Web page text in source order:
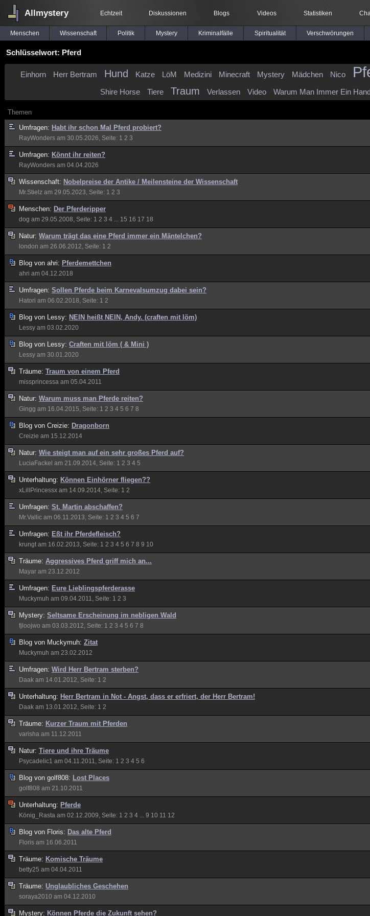
Allmystery Echtzeit Diskussionen Blogs Videos Statistiken
Menschen Wissenschaft Politik Mystery Kriminalfälle Spiritualität Verschwörungen
Schlüsselwort: Pferd
Einhorn Herr Bertram Hund Katze LöM Medizini Minecraft Mystery Mädchen Nico
Shire Horse Tiere Traum Verlassen Video Warum Man Immer Ein
Themen
Umfragen: Habt ihr schon Mal Pferd probiert?
RayWonders am 30.05.2026, Seite: 1 2 3
Umfragen: Könnt ihr reiten?
RayWonders am 04.04.2026
Wissenschaft: Nobelpreise der Antike / Meilensteine der Wissenschaft
Mr.Stielz am 29.05.2023, Seite: 1 2 3
Menschen: Der Pferderipper
dog am 29.05.2008, Seite: 1 2 3 4 15 16 17 18
Natur: Warum trägt das eine Pferd immer ein Mäntelchen?
london am 26.06.2012, Seite: 1 2
Blog von ahri: Pferdemettchen
ahri am 04.12.2018
Umfragen: Sollen Pferde beim Karnevalsumzug dabei sein?
Hatori am 06.02.2018, Seite: 1 2
Blog von Lessy: NEIN heißt NEIN, Andy. (craften mit löm)
Lessy am 03.02.2020
Blog von Lessy: Craften mit löm ( & Mini )
Lessy am 30.01.2020
Träume: Traum von einem Pferd
missprincessa am 05.04.2011
Natur: Warum muss man Pferde reiten?
Gingg am 16.04.2015, Seite: 1 2 3 4 5 6 7 8
Blog von Creizie: Dragonborn
Creizie am 15.12.2014
Natur: Wie steigt man auf ein sehr großes Pferd auf?
LuciaFackel am 21.09.2014, Seite: 1 2 3 4 5
Unterhaltung: Können Einhörner fliegen??
xLillPrincessx am 14.09.2014, Seite: 1 2
Umfragen: St. Martin abschaffen?
Mr.Vallic am 06.11.2013, Seite: 1 2 3 4 5 6 7
Umfragen: Eßt ihr Pferdefleisch?
krungt am 16.02.2013, Seite: 1 2 3 4 5 6 7 8 9 10
Träume: Aggressives Pferd griff mich an...
Mayar am 23.12.2012
Umfragen: Eure Lieblingspferderasse
Muckymuh am 09.04.2011, Seite: 1 2 3
Mystery: Seltsame Erscheinung im nebligen Wald
fjloojwo am 03.03.2012, Seite: 1 2 3 4 5 6 7 8
Blog von Muckymuh: Zitat
Muckymuh am 23.02.2012
Umfragen: Wird Herr Bertram sterben?
Daak am 14.01.2012, Seite: 1 2
Unterhaltung: Herr Bertram in Not - Angst, dass er erfriert, der Herr Bertram!
Daak am 13.01.2012, Seite: 1 2
Träume: Kurzer Traum mit Pferden
varisha am 11.12.2011
Natur: Tiere und ihre Träume
Psycadelic1 am 04.11.2011, Seite: 1 2 3 4 5 6
Blog von golf808: Lost Places
golf808 am 21.10.2011
Unterhaltung: Pferde
König_Rasta am 02.12.2009, Seite: 1 2 3 4 9 10 11 12
Blog von Floris: Das alte Pferd
Floris am 16.06.2011
Träume: Komische Träume
betty25 am 04.04.2011
Träume: Unglaubliches Geschehen
soraya2010 am 04.12.2010
Mystery: Können Pferde die Zukunft sehen?